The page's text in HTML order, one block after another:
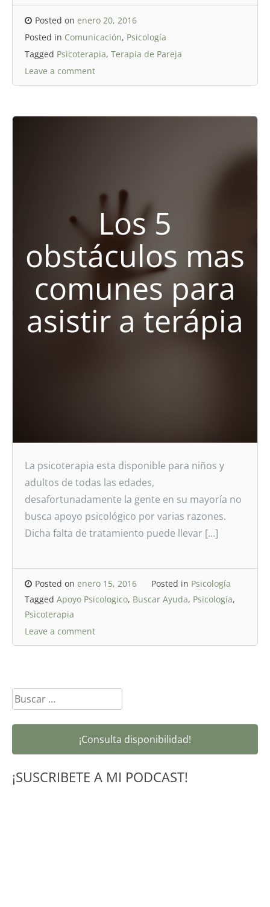
Posted on enero 20, 2016
Posted in Comunicación, Psicología
Tagged Psicoterapia, Terapia de Pareja
Leave a comment
Los 5
obstáculos mas
comunes para
asistir a terápia
La psicoterapia esta disponible para niños y
adultos de todas las edades,
desafortunadamente la gente en su mayoría no
busca apoyo psicológico por varias razones.
Dicha falta de tratamiento puede llevar […]
Posted on enero 15, 2016 Posted in Psicología
Tagged Apoyo Psicologico, Buscar Ayuda, Psicología,
Psicoterapia
Leave a comment
Buscar:
¡Consulta disponibilidad!
¡SUSCRIBETE A MI PODCAST!